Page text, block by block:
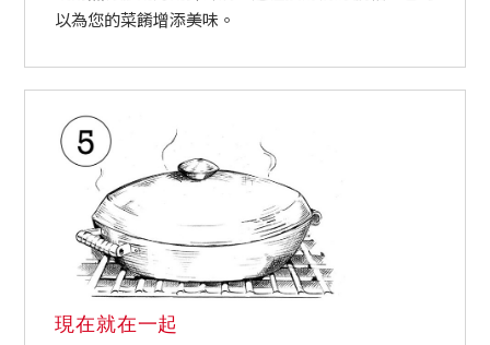
以為您的菜餚增添美味。
現在就在一起